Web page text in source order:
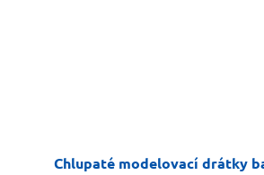
Chlupaté modelovací drátky